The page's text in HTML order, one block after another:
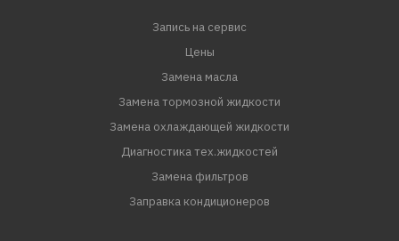
Запись на сервис
Цены
Замена масла
Замена тормозной жидкости
Замена охлаждающей жидкости
Диагностика тех.жидкостей
Замена фильтров
Заправка кондиционеров